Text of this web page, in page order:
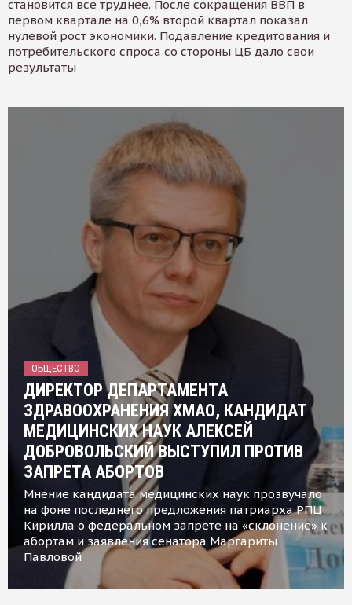
становится все труднее. После сокращения ВВП в
первом квартале на 0,6% второй квартал показал
нулевой рост экономики. Подавление кредитования и
потребительского спроса со стороны ЦБ дало свои
результаты
ОБЩЕСТВО
ДИРЕКТОР ДЕПАРТАМЕНТА
ЗДРАВООХРАНЕНИЯ ХМАО, КАНДИДАТ
МЕДИЦИНСКИХ НАУК АЛЕКСЕЙ
ДОБРОВОЛЬСКИЙ ВЫСТУПИЛ ПРОТИВ
ЗАПРЕТА АБОРТОВ
Мнение кандидата медицинских наук прозвучало
на фоне последнего предложения патриарха РПЦ
Кирилла о федеральном запрете на «склонение» к
абортам и заявления сенатора Маргариты
Павловой